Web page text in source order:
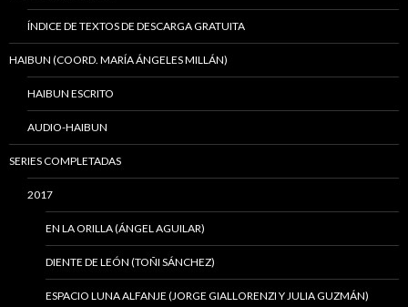
ÍNDICE DE TEXTOS DE DESCARGA GRATUITA
HAIBUN (COORD. MARÍA ÁNGELES MILLÁN)
HAIBUN ESCRITO
AUDIO-HAIBUN
SERIES COMPLETADAS
2017
EN LA ORILLA (ÁNGEL AGUILAR)
DIENTE DE LEÓN (TOÑI SÁNCHEZ)
ESPACIO LUNA ALFANJE (JORGE GIALLORENZI Y JULIA GUZMÁN)